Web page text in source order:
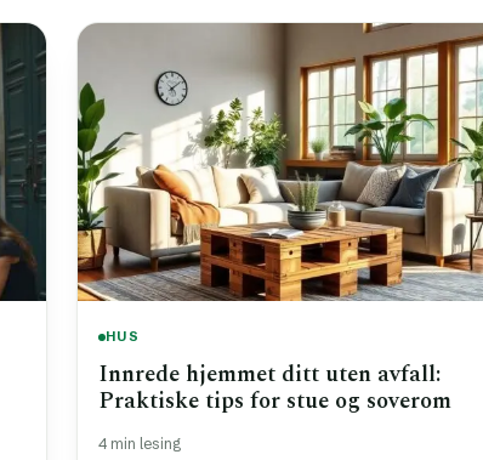
HUS
Innrede hjemmet ditt uten avfall:
Praktiske tips for stue og soverom
4 min lesing